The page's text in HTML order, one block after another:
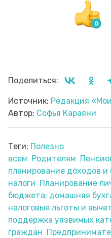
Поделиться:
Источник: Редакция
Автор: Софья Караяни
Теги: Полезно
всем Родителям
планирование доходов
налоги Планирование
бюджета; домашняя
налоговые льготы и
поддержка уязвимых
граждан